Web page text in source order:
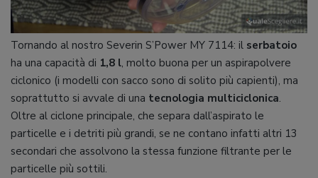
Tornando al nostro Severin S’Power MY 7114: il serbatoio
ha una capacità di 1,8 l, molto buona per un aspirapolvere
ciclonico (i modelli con sacco sono di solito più capienti), ma
soprattutto si avvale di una tecnologia multiciclonica.
Oltre al ciclone principale, che separa dall’aspirato le
particelle e i detriti più grandi, se ne contano infatti altri 13
secondari che assolvono la stessa funzione filtrante per le
particelle più sottili.